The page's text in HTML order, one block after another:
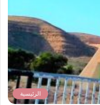
الرئيسية